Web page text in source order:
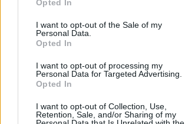
Opted In
I want to opt-out of the Sale of my
Personal Data.
Opted In
I want to opt-out of processing my
Personal Data for Targeted Advertising.
Opted In
I want to opt-out of Collection, Use,
Retention, Sale, and/or Sharing of my